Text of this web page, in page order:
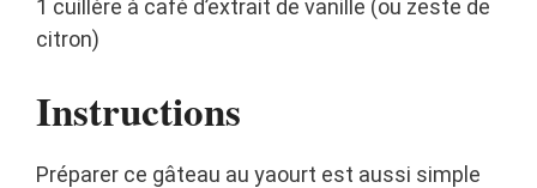
1 cuillère à café d’extrait de vanille (ou zeste de
citron)
Instructions
Préparer ce gâteau au yaourt est aussi simple